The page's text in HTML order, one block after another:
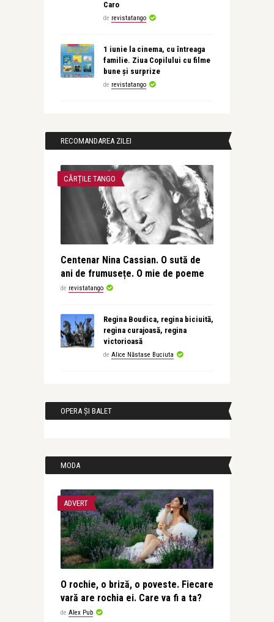
Caro
de revistatango
1 iunie la cinema, cu întreaga
familie. Ziua Copilului cu filme
bune și surprize
de revistatango
RECOMANDAREA ZILEI
CĂRȚILE TANGO
Centenar Nina Cassian. O sută de
ani de frumusețe. O mie de poeme
de revistatango
Regina Boudica, regina biciuită,
regina curajoasă, regina
victorioasă
de Alice Năstase Buciuta
OPERA ȘI BALET
MODA
ADVERT
O rochie, o briză, o poveste. Fiecare
vară are rochia ei. Care va fi a ta?
de Alex Pub